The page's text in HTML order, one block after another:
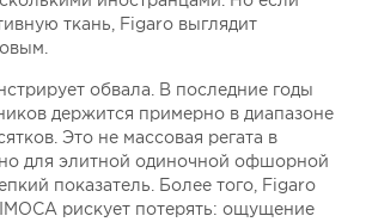
ткань, Figaro выглядит
обвала. В последние годы
держится примерно в диапазоне
Это не массовая регата в
для элитной одиночной офшорной
показатель. Более того, Figaro
рискует потерять: ощущение